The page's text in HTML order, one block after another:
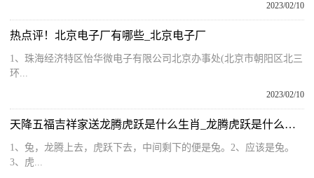
2023/02/10
热点评！北京电子厂有哪些_北京电子厂
1、珠海经济特区怡华微电子有限公司北京办事处(北京市朝阳区北三
环...
2023/02/10
天降五福吉祥家送龙腾虎跃是什么生肖_龙腾虎跃是什么生肖
1、兔，龙腾上去，虎跃下去，中间剩下的便是兔。2、应该是兔。
3、虎...